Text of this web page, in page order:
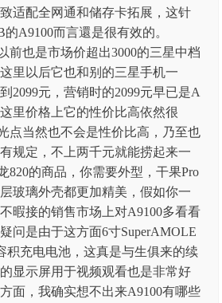
适配全网通和储存卡拓展，这针
A9100而言還是很有效的。
前也是市场价超出3000的三星中档
里以后它也和别的三星手机一
2099元，营销时的2099元早已是A
里价格上它的性价比高依然很
点当然也不会是性价比高，乃至也
规定，不上两千元就能捞起来一
820的商品，你需要外型，干果Pro
玻璃外壳都更加精美，假如你一
暇接的销售市场上对A9100多看看
问是由于这方面6寸SuperAMOLE
积充电电池，这真是与生俱来的续
显示屏用于视频观看也是非常好
面，我确实想不出来A9100有哪些